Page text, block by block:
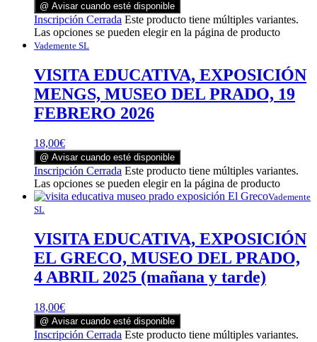
@ Avisar cuando esté disponible
Inscripción Cerrada Este producto tiene múltiples variantes.
Las opciones se pueden elegir en la página de producto
Vademente SL
VISITA EDUCATIVA, EXPOSICIÓN
MENGS, MUSEO DEL PRADO, 19
FEBRERO 2026
18,00€
@ Avisar cuando esté disponible
Inscripción Cerrada Este producto tiene múltiples variantes.
Las opciones se pueden elegir en la página de producto
Vademente
SL
VISITA EDUCATIVA, EXPOSICIÓN
EL GRECO, MUSEO DEL PRADO,
4 ABRIL 2025 (mañana y tarde)
18,00€
@ Avisar cuando esté disponible
Inscripción Cerrada Este producto tiene múltiples variantes.